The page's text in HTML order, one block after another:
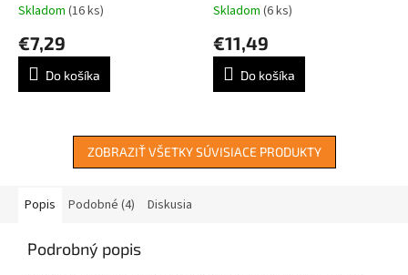
Skladom (16 ks)
€7,29
Do košíka
Skladom (6 ks)
€11,49
Do košíka
ZOBRAZIŤ VŠETKY SÚVISIACE PRODUKTY
Popis Podobné (4) Diskusia
Podrobný popis